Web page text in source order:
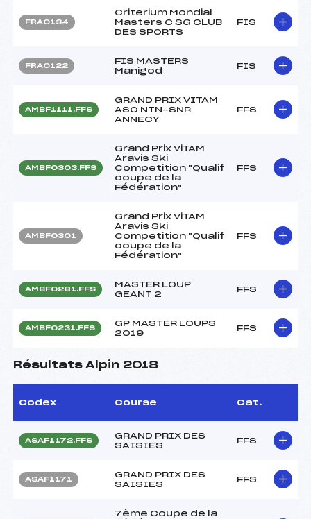
FRA0134
Criterium Mondial
Masters C SG CLUB
DES SPORTS
FIS
FRA0122
FIS MASTERS
Manigod
FIS
AMBF1111.FFS
GRAND PRIX VITAM
ASO NTN-SNR
ANNECY
FFS
AMBF0303.FFS
Grand Prix ViTAM
Aravis Ski
Competition "Qualif
coupe de la
Fédération"
FFS
AMBF0301
Grand Prix ViTAM
Aravis Ski
Competition "Qualif
coupe de la
Fédération"
FFS
AMBF0281.FFS
MASTER LOUP
GEANT 2
FFS
AMBF0231.FFS
GP MASTER LOUPS
2019
FFS
Résultats Alpin 2018
Codex Course Cat.
ASAF1172.FFS
GRAND PRIX DES
SAISIES
FFS
ASAF1171
GRAND PRIX DES
SAISIES
FFS
7ème Coupe de la